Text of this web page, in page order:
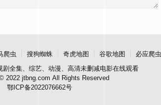
爬虫 搜狗蜘蛛 奇虎地图 谷歌地图
必应爬虫
剧全集、综艺、动漫、高清未删减电影在线观看
2022 jtbng.com All Rights Reserved
鄂ICP备2022076662号